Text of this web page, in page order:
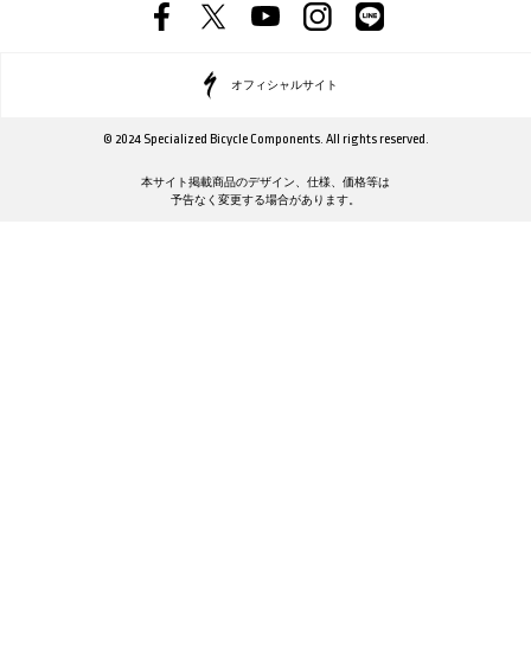
オフィシャルサイト
© 2024 Specialized Bicycle Components. All rights reserved.
本サイト掲載商品のデザイン、仕様、価格等は
予告なく変更する場合があります。